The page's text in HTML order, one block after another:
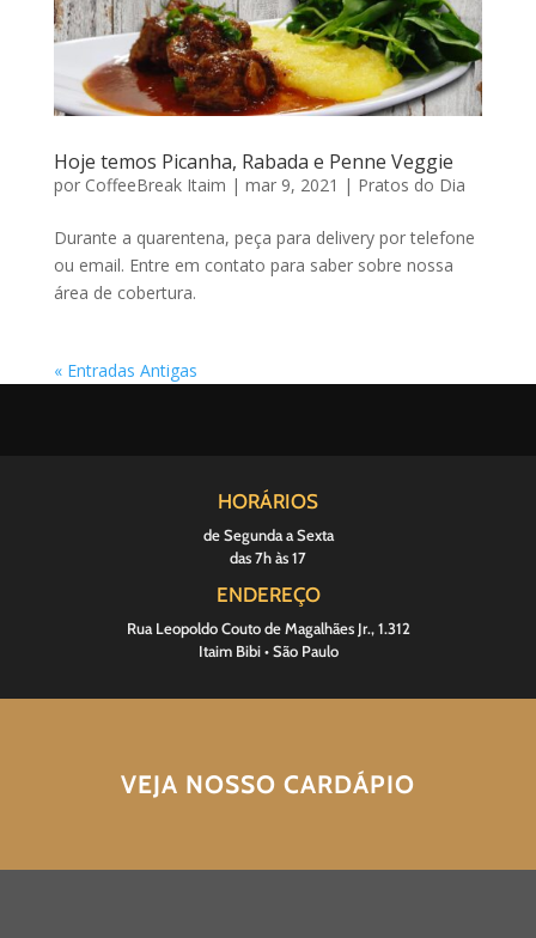
Hoje temos Picanha, Rabada e Penne Veggie
por CoffeeBreak Itaim | mar 9, 2021 | Pratos do Dia
Durante a quarentena, peça para delivery por telefone
ou email. Entre em contato para saber sobre nossa
área de cobertura.
« Entradas Antigas
HORÁRIOS
de Segunda a Sexta
das 7h às 17
ENDEREÇO
Rua Leopoldo Couto de Magalhães Jr., 1.312
Itaim Bibi • São Paulo
VEJA NOSSO CARDÁPIO